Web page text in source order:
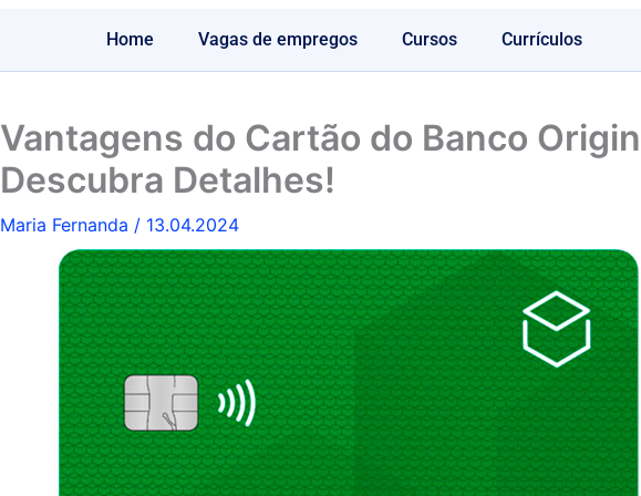
Home Vagas de empregos Cursos Currículos
Vantagens do Cartão do Banco
Descubra Detalhes!
Maria Fernanda / 13.04.2024